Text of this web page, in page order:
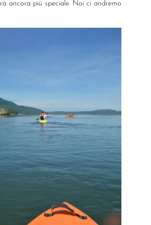
ancora più speciale. Noi ci andremo